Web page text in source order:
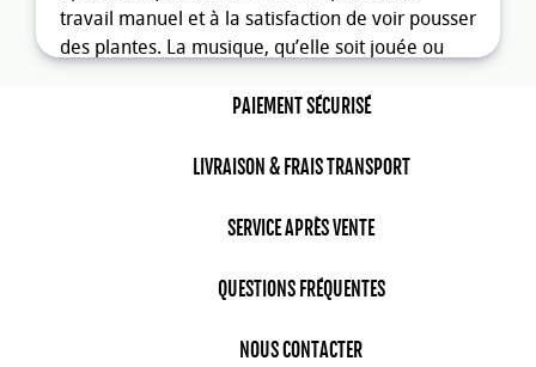
travail manuel et à la satisfaction de voir pousser
des plantes. La musique, qu’elle soit jouée ou
l’âme, libère l’esprit et stimule la créativité. Ces
du temps pour soi, mais aussi d’apprendre à se
avantages personnels, le sport et les loisirs
les liens sociaux et développer des compétences
interpersonnelles. Participer à une équipe de
PAIEMENT SÉCURISÉ
LIVRAISON & FRAIS TRANSPORT
SERVICE APRÈS VENTE
QUESTIONS FRÉQUENTES
NOUS CONTACTER